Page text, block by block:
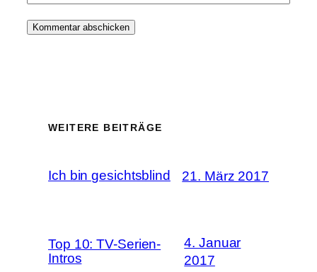
WEITERE BEITRÄGE
Ich bin gesichtsblind 21. März 2017
Top 10: TV-Serien-
Intros
4. Januar
2017